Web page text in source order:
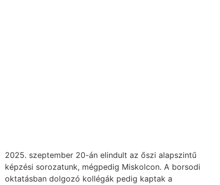
2025. szeptember 20-án elindult az őszi alapszintű
képzési sorozatunk, mégpedig Miskolcon. A borsodi
oktatásban dolgozó kollégák pedig kaptak a